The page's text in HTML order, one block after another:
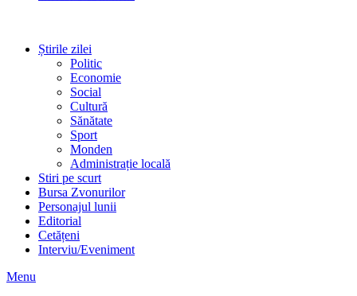
Știrile zilei
Politic
Economie
Social
Cultură
Sănătate
Sport
Monden
Administrație locală
Stiri pe scurt
Bursa Zvonurilor
Personajul lunii
Editorial
Cetățeni
Interviu/Eveniment
Menu